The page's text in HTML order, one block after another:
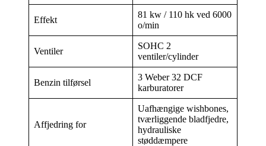
Effekt
81 kw / 110 hk ved 6000
o/min
Ventiler
SOHC 2
ventiler/cylinder
Benzin tilførsel
3 Weber 32 DCF
karburatorer
Affjedring for
Uafhængige wishbones,
tværliggende bladfjedre,
hydrauliske
støddæmpere